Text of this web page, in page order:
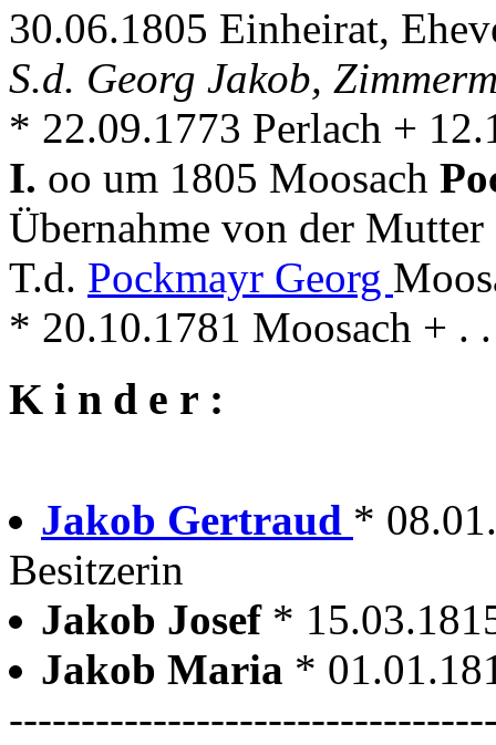
30.06.1805 Einheirat,
S.d. Georg Jakob,
* 22.09.1773 Perlach +
I. oo um 1805 Moosach
Übernahme von der Mutter
T.d. Pockmayr Georg
* 20.10.1781 Moosach + .
K i n d e r :
Jakob Gertraud *
Besitzerin
Jakob Josef *
Jakob Maria *